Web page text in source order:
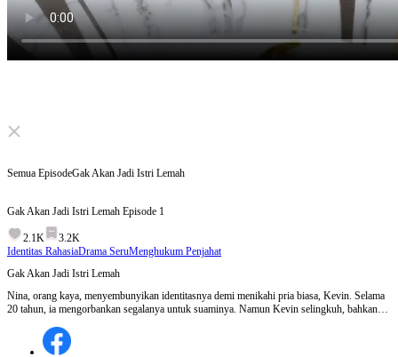
Click to unmute
Semua EpisodeGak Akan Jadi Istri Lemah
Gak Akan Jadi Istri Lemah Episode 1
2.1K
3.2K
Identitas RahasiaDrama SeruMenghukum Penjahat
Gak Akan Jadi Istri Lemah
Nina, orang kaya, menyembunyikan identitasnya demi menikahi pria biasa, Kevin. Selama
20 tahun, ia mengorbankan segalanya untuk suaminya. Namun Kevin selingkuh, bahkan
mengetahui ini, Nina menggunakan kekuatan keluarganya untuk menghancurkan Kevin,
dan memulai hidup baru.